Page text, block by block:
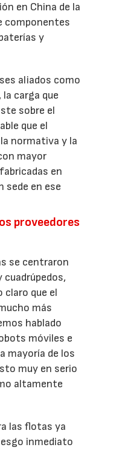
en China de la
componentes
y
aliados como
la carga que
sobre el
que el
normativa y la
mayor
en
sede en ese
proveedores
se centraron
claro que el
más
hablado
móviles e
mayoría de los
muy en serio
altamente
las flotas ya
inmediato